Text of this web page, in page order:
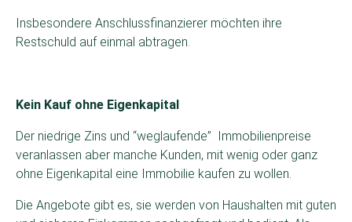
Insbesondere Anschlussfinanzierer möchten ihre
Restschuld auf einmal abtragen.
Kein Kauf ohne Eigenkapital
Der niedrige Zins und “weglaufende” Immobilienpreise
veranlassen aber manche Kunden, mit wenig oder ganz
ohne Eigenkapital eine Immobilie kaufen zu wollen.
Die Angebote gibt es, sie werden von Haushalten mit guten